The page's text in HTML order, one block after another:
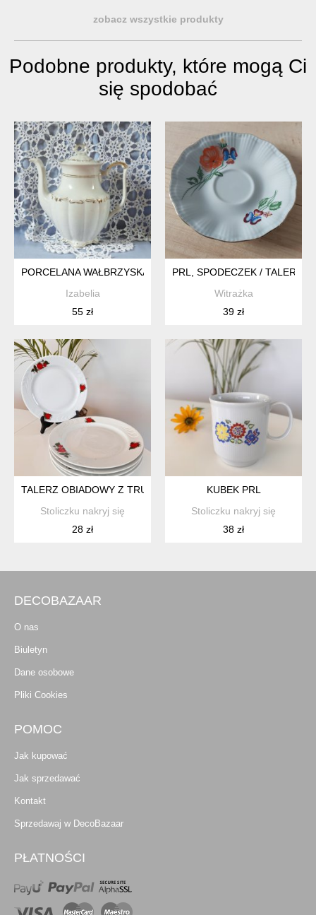
zobacz wszystkie produkty
Podobne produkty, które mogą Ci
się spodobać
PORCELANA WAŁBRZYSKA
Izabelia
55 zł
PRL, SPODECZEK /
Witrażka
39 zł
TALERZ OBIADOWY Z TRUSKAWKAMI, LUBIANA, PRL
Stoliczku nakryj się
28 zł
KUBEK PRL
Stoliczku nakryj się
38 zł
DECOBAZAAR
O nas
Biuletyn
Dane osobowe
Pliki Cookies
POMOC
Jak kupować
Jak sprzedawać
Kontakt
Sprzedawaj w DecoBazaar
PŁATNOŚCI